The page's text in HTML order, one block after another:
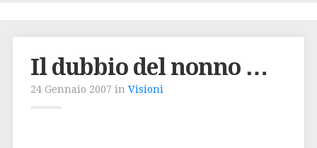
Il dubbio del nonno …
24 Gennaio 2007 in Visioni